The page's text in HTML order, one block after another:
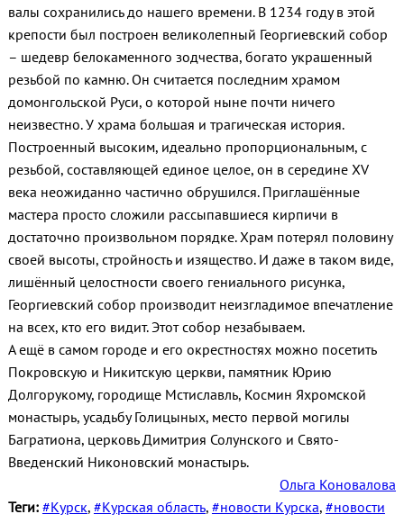
валы сохранились до нашего времени. В 1234 году в этой
крепости был построен великолепный Георгиевский собор
– шедевр белокаменного зодчества, богато украшенный
резьбой по камню. Он считается последним храмом
домонгольской Руси, о которой ныне почти ничего
неизвестно. У храма большая и трагическая история.
Построенный высоким, идеально пропорциональным, с
резьбой, составляющей единое целое, он в середине XV
века неожиданно частично обрушился. Приглашённые
мастера просто сложили рассыпавшиеся кирпичи в
достаточно произвольном порядке. Храм потерял половину
своей высоты, стройность и изящество. И даже в таком виде,
лишённый целостности своего гениального рисунка,
Георгиевский собор производит неизгладимое впечатление
на всех, кто его видит. Этот собор незабываем.
А ещё в самом городе и его окрестностях можно посетить
Покровскую и Никитскую церкви, памятник Юрию
Долгорукому, городище Мстиславль, Космин Яхромской
монастырь, усадьбу Голицыных, место первой могилы
Багратиона, церковь Димитрия Солунского и Свято-
Введенский Никоновский монастырь.
Ольга Коновалова
Теги: #Курск, #Курская область, #новости Курска, #новости